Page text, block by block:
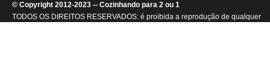
© Copyright 2012-2023 -- Cozinhando para 2 ou 1
TODOS OS DIREITOS RESERVADOS: é proibida a reprodução de qualquer